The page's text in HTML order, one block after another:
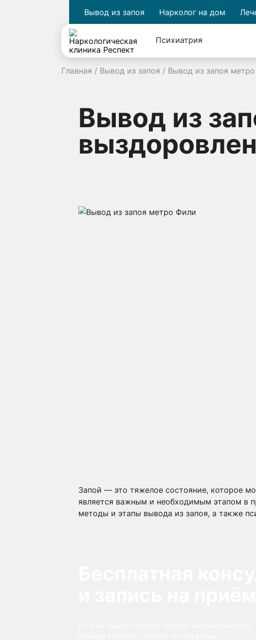
Вывод из запоя Нарколог на дом
Психиатрия
Главная / Вывод из запоя / Вывод из запоя
Вывод из
Запой — это тяжелое состояние, которое
является важным и необходимым этапом в
методы и этапы вывода из запоя, а также